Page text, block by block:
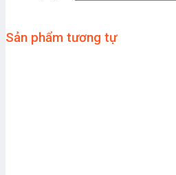
Sản phẩm tương tự